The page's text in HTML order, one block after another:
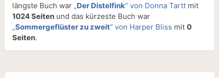
längste Buch war „Der Distelfink“ von Donna Tartt mit
1024 Seiten und das kürzeste Buch war
„Sommergeflüster zu zweit“ von Harper Bliss mit 0
Seiten.